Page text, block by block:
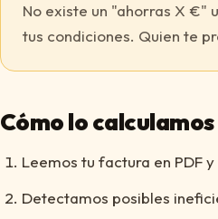
No existe un "ahorras X €"
tus condiciones. Quien te
Cómo lo calculamos
Leemos tu factura en PDF
Detectamos posibles